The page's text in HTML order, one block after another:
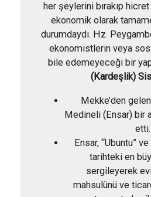
her şeylerini bırakıp
ekonomik olarak
durumdaydı. Hz.
ekonomistlerin veya
bile edemeyeceği bir
(Kardeşlik)
Mekke’den
Medineli (Ensar) bir
etti.
Ensar, “Ubuntu”
tarihteki en
sergileyerek
mahsulünü ve